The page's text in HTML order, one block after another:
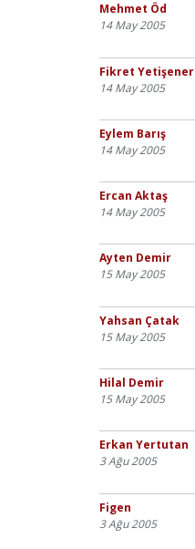
Mehmet Öd
14 May 2005
Fikret Yetişener
14 May 2005
Eylem Barış
14 May 2005
Ercan Aktaş
14 May 2005
Ayten Demir
15 May 2005
Yahsan Çatak
15 May 2005
Hilal Demir
15 May 2005
Erkan Yertutan
3 Ağu 2005
Figen
3 Ağu 2005